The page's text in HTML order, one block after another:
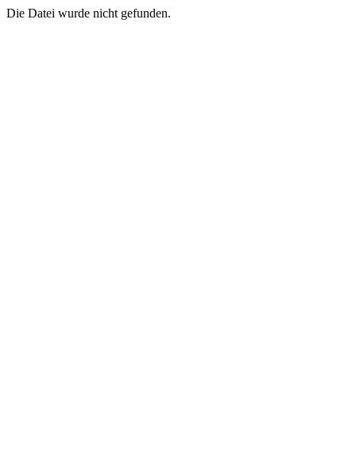
Die Datei wurde nicht gefunden.